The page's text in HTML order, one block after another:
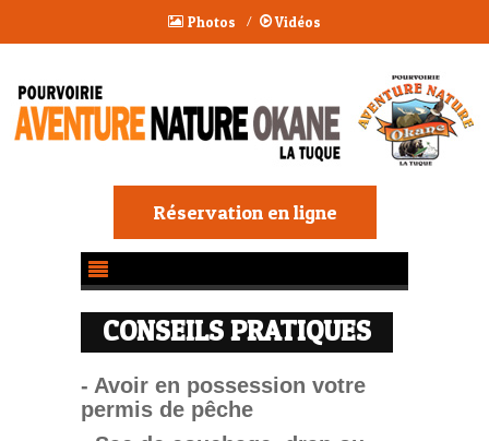
Photos / Vidéos
Réservation en ligne
CONSEILS PRATIQUES
- Avoir en possession votre
permis de pêche